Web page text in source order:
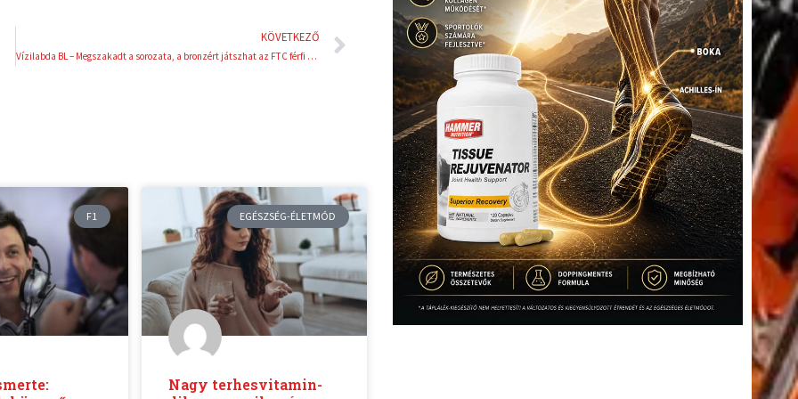
KÖVETKEZŐ
Vízilabda BL – Megszakadt a sorozata, a bronzért játszhat az FTC férfi csapata
Következő
F1 EGÉSZSÉG-ÉLETMÓD
Nagy terhesvitamin-